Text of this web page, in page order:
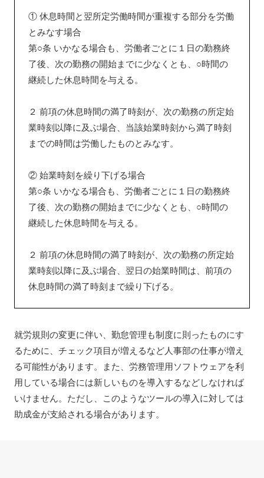
① 休息時間と翌所定労働時間が重複する部分を労働
とみなす場合
第○条 いかなる場合も、労働者ごとに１日の勤務終
了後、次の勤務の開始までに少なくとも、○時間の
継続した休息時間を与える。
２ 前項の休息時間の満了時刻が、次の勤務の所定始
業時刻以降に及ぶ場合、当該始業時刻から満了時刻
までの時間は労働したものとみなす。
② 始業時刻を繰り下げる場合
第○条 いかなる場合も、労働者ごとに１日の勤務終
了後、次の勤務の開始までに少なくとも、○時間の
継続した休息時間を与える。
２ 前項の休息時間の満了時刻が、次の勤務の所定始
業時刻以降に及ぶ場合、翌日の始業時間は、前項の
休息時間の満了時刻まで繰り下げる。
就労規則の変更に伴い、勤怠管理も制度に則ったものにす
るために、チェック項目が増えるなど人事部の仕事が増え
る可能性があります。また、労務管理用ソフトウェアを利
用している場合には新しいものを導入するなどしなければ
いけません。ただし、このようなツールの導入に対しては
助成金が支給される場合があります。